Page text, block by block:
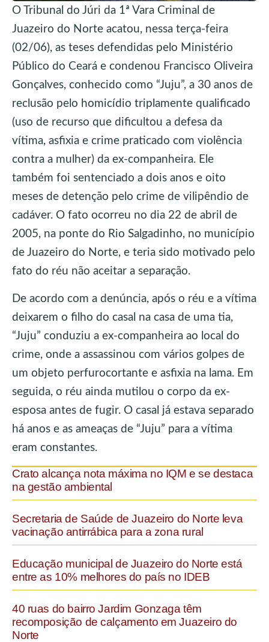
O Tribunal do Júri da 1ª Vara Criminal de
Juazeiro do Norte acatou, nessa terça-feira
(02/06), as teses defendidas pelo Ministério
Público do Ceará e condenou Francisco Oliveira
Gonçalves, conhecido como “Juju”, a 30 anos de
reclusão pelo homicídio triplamente qualificado
(uso de recurso que dificultou a defesa da
vítima, asfixia e crime praticado com violência
contra a mulher) da ex-companheira. Ele
também foi sentenciado a dois anos e oito
meses de detenção pelo crime de vilipêndio de
cadáver. O fato ocorreu no dia 22 de abril de
2005, na ponte do Rio Salgadinho, no município
de Juazeiro do Norte, e teria sido motivado pelo
fato do réu não aceitar a separação.
De acordo com a denúncia, após o réu e a vítima
deixarem o filho do casal na casa de uma tia,
“Juju” conduziu a ex-companheira ao local do
crime, onde a assassinou com vários golpes de
um objeto perfurocortante e asfixia na lama. Em
seguida, o réu ainda mutilou o corpo da ex-
esposa antes de fugir. O casal já estava separado
há anos e as ameaças de “Juju” para a vítima
eram constantes.
Crato alcança nota máxima no IQM e se destaca
na gestão ambiental
Secretaria de Saúde de Juazeiro do Norte leva
vacinação antirrábica para a zona rural
Educação municipal de Juazeiro do Norte está
entre as 10% melhores do país no IDEB
40 ruas do bairro Jardim Gonzaga têm
recomposição de calçamento em Juazeiro do
Norte